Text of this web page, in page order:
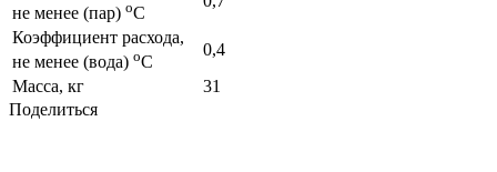
не менее (пар) оС
Коэффициент расхода,
не менее (вода) оС
0,4
Масса, кг
31
Поделиться